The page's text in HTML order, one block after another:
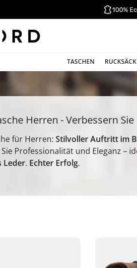
100%
TASCHEN
Herren - Verbessern
für Herren: Stilvoller Auftritt im
Professionalität und Eleganz –
Leder. Echter Erfolg.